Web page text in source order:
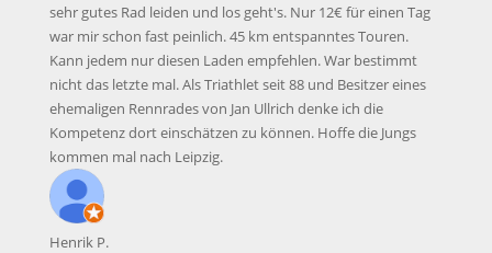
sehr gutes Rad leiden und los geht's. Nur 12€ für einen Tag
war mir schon fast peinlich. 45 km entspanntes Touren.
Kann jedem nur diesen Laden empfehlen. War bestimmt
nicht das letzte mal. Als Triathlet seit 88 und Besitzer eines
ehemaligen Rennrades von Jan Ullrich denke ich die
Kompetenz dort einschätzen zu können. Hoffe die Jungs
kommen mal nach Leipzig.
Henrik P.